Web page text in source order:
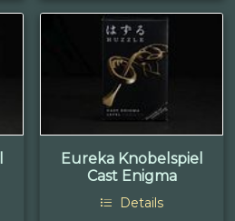
Eureka Knobelspiel
Cast Enigma
Details